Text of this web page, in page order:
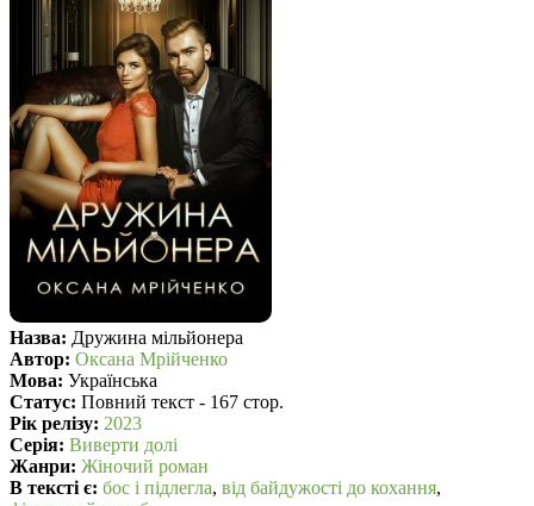
Назва: Дружина мільйонера
Автор: Оксана Мрійченко
Мова: Українська
Статус: Повний текст - 167 стор.
Рік релізу: 2023
Серія: Виверти долі
Жанри: Жіночий роман
В текcті є: бос і підлегла, від байдужості до кохання,